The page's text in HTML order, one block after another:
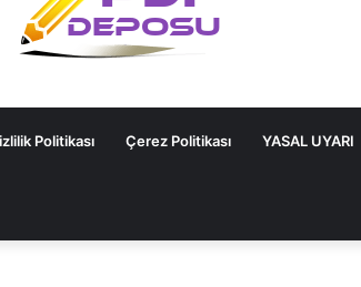
Politikası Çerez Politikası YASAL UYARI